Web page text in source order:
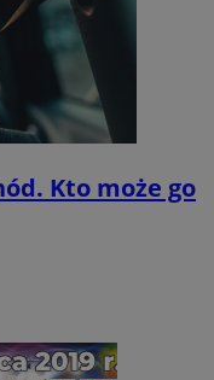
Kto może go